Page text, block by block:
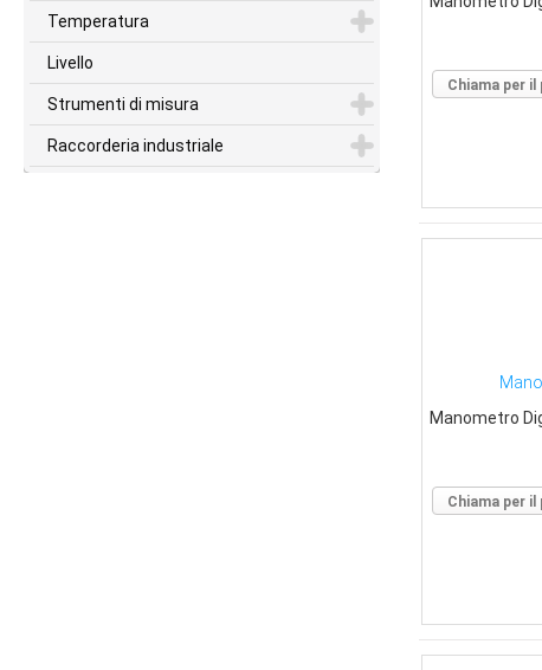
Temperatura
Livello
Strumenti di misura
Raccorderia industriale
Chiama per il
Manometro
Chiama per il